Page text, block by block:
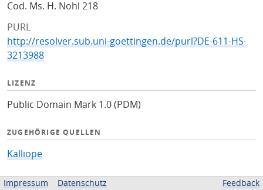
Cod. Ms. H. Nohl 218
PURL
http://resolver.sub.uni-goettingen.de/purl?DE-611-HS-
3213988
LIZENZ
Public Domain Mark 1.0 (PDM)
ZUGEHÖRIGE QUELLEN
Kalliope
BEREITGESTELLT VON
Impressum Datenschutz Feedback